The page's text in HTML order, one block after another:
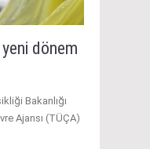
dönem
Bakanlığı
Ajansı (TÜÇA)